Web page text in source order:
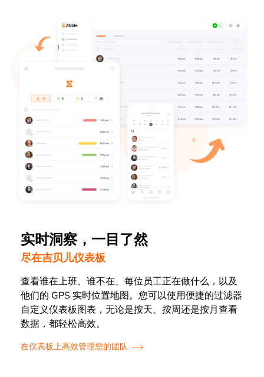
实时洞察，一目了然
尽在吉贝儿仪表板
查看谁在上班、谁不在、每位员工正在做什么，以及
他们的 GPS 实时位置地图。您可以使用便捷的过滤器
自定义仪表板图表，无论是按天、按周还是按月查看
数据，都轻松高效。
在仪表板上高效管理您的团队